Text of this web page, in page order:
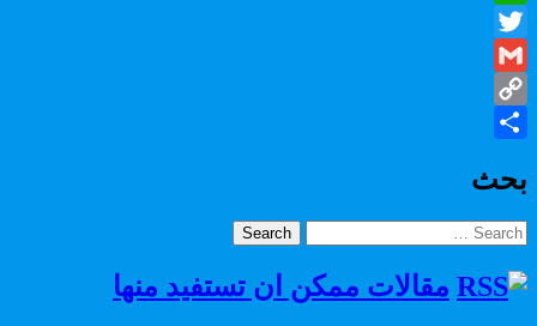
WhatsApp
Twitter
Gmail
Copy
بحث
Search
for:
مقالات ممكن ان تستفيد منها